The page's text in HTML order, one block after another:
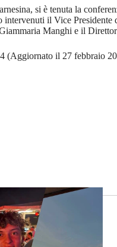
si è tenuta la
intervenuti il Vice
Manghi e il
(Aggiornato il 27 febbraio